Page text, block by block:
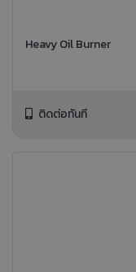
Heavy Oil Burner
ติดต่อทันที